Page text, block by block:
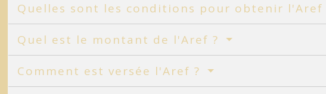
Quelles sont les conditions pour obtenir l'Aref
Quel est le montant de l'Aref ?
Comment est versée l'Aref ?